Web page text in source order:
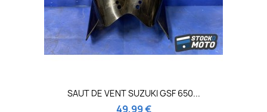
SAUT DE VENT SUZUKI GSF 650...
49,99 €